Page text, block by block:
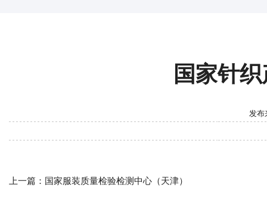
国家针
发布
上一篇： 国家服装质量检验检测中心（天津）